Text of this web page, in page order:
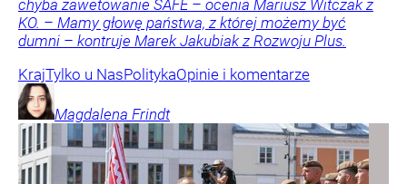
chyba zawetowanie SAFE – ocenia Mariusz Witczak z
KO. – Mamy głowę państwa, z której możemy być
dumni – kontruje Marek Jakubiak z Rozwoju Plus.
KrajTylko u NasPolitykaOpinie i komentarze
Magdalena Frindt